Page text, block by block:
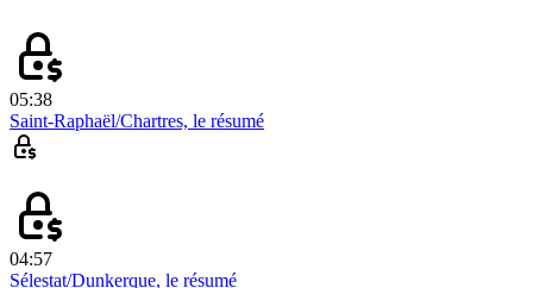
05:38
Saint-Raphaël/Chartres, le résumé
04:57
Sélestat/Dunkerque, le résumé